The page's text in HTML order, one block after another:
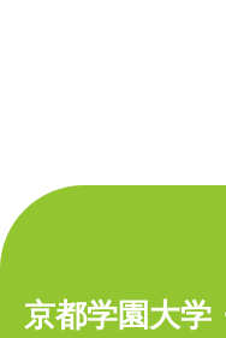
京都学園大学